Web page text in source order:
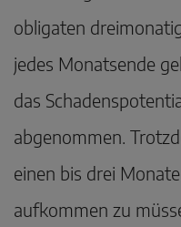
obligaten
jedes Monatsende
das
abgenommen.
einen bis drei
aufkommen zu